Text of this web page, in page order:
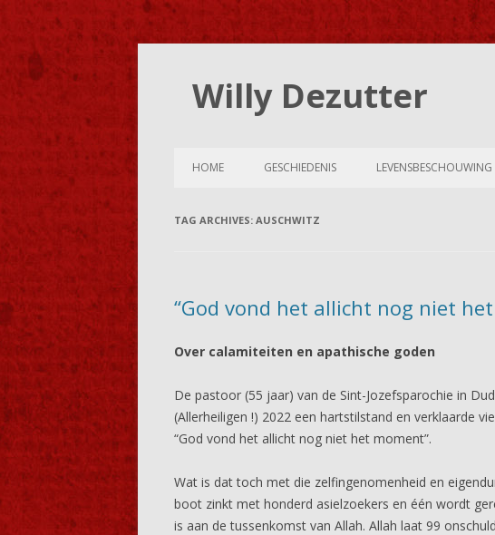
Willy Dezutter
HOME GESCHIEDENIS LEVENSBESCHOUWING
TAG ARCHIVES: AUSCHWITZ
“God vond het allicht nog niet
Over calamiteiten en apathische goden
De pastoor (55 jaar) van de Sint-Jozefsparochie in
(Allerheiligen !) 2022 een hartstilstand en verklaarde
“God vond het allicht nog niet het moment”.
Wat is dat toch met die zelfingenomenheid en
boot zinkt met honderd asielzoekers en één wordt
is aan de tussenkomst van Allah. Allah laat 99